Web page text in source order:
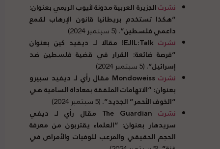
نشرتالجزيرة العربية مدونة لأيوب الريمي بعنوان:
“هكذا تستخدم بريطانيا قانون الإرهاب لقمع
داعمي فلسطين”.(5 سبتمبر 2024)
نشرت EJIL:Talk! مقالا لـ ديفيد كين بعنوان
“فرصة ضائعة: القرار في قضية فلسطين ضد
إسرائيل”.(5 سبتمبر 2024)
نشرت Mondoweiss مقال رأي لـ ديفيد سبيرو
بعنوان: “الاتهامات الملفقة بمعاداة السامية هي
“الخوف الأحمر” الجديد”.(5 سبتمبر 2024)
نشرت The Guardian مقال رأي لـ ديفي
سريدهار بعنوان: “العلماء يقتربون من معرفة
الحجم الحقيقي والمرعب للوفيات والأمراض في